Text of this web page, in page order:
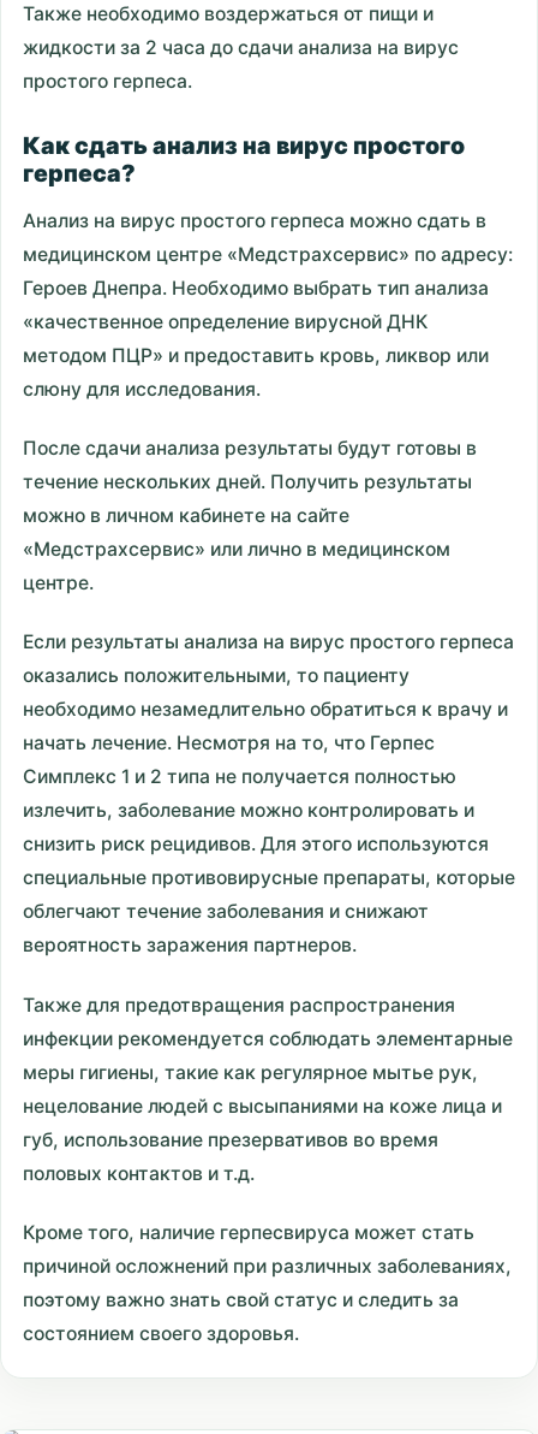
Также необходимо воздержаться от пищи и
жидкости за 2 часа до сдачи анализа на вирус
простого герпеса.
Как сдать анализ на вирус простого
герпеса?
Анализ на вирус простого герпеса можно сдать в
медицинском центре «Медстрахсервис» по адресу:
Героев Днепра. Необходимо выбрать тип анализа
«качественное определение вирусной ДНК
методом ПЦР» и предоставить кровь, ликвор или
слюну для исследования.
После сдачи анализа результаты будут готовы в
течение нескольких дней. Получить результаты
можно в личном кабинете на сайте
«Медстрахсервис» или лично в медицинском
центре.
Если результаты анализа на вирус простого герпеса
оказались положительными, то пациенту
необходимо незамедлительно обратиться к врачу и
начать лечение. Несмотря на то, что Герпес
Симплекс 1 и 2 типа не получается полностью
излечить, заболевание можно контролировать и
снизить риск рецидивов. Для этого используются
специальные противовирусные препараты, которые
облегчают течение заболевания и снижают
вероятность заражения партнеров.
Также для предотвращения распространения
инфекции рекомендуется соблюдать элементарные
меры гигиены, такие как регулярное мытье рук,
нецелование людей с высыпаниями на коже лица и
губ, использование презервативов во время
половых контактов и т.д.
Кроме того, наличие герпесвируса может стать
причиной осложнений при различных заболеваниях,
поэтому важно знать свой статус и следить за
состоянием своего здоровья.